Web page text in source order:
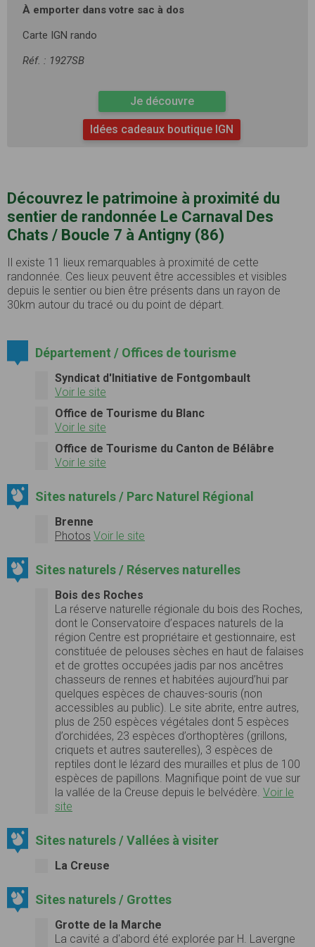
À emporter dans votre sac à dos
Carte IGN rando
Réf. : 1927SB
Je découvre
Idées cadeaux boutique IGN
Découvrez le patrimoine à proximité du
sentier de randonnée Le Carnaval Des
Chats / Boucle 7 à Antigny (86)
Il existe 11 lieux remarquables à proximité de cette
randonnée. Ces lieux peuvent être accessibles et visibles
depuis le sentier ou bien être présents dans un rayon de
30km autour du tracé ou du point de départ.
Département / Offices de tourisme
Syndicat d'Initiative de Fontgombault
Voir le site
Office de Tourisme du Blanc
Voir le site
Office de Tourisme du Canton de Bélâbre
Voir le site
Sites naturels / Parc Naturel Régional
Brenne
Photos Voir le site
Sites naturels / Réserves naturelles
Bois des Roches
La réserve naturelle régionale du bois des Roches,
dont le Conservatoire d’espaces naturels de la
région Centre est propriétaire et gestionnaire, est
constituée de pelouses sèches en haut de falaises
et de grottes occupées jadis par nos ancêtres
chasseurs de rennes et habitées aujourd’hui par
quelques espèces de chauves-souris (non
accessibles au public). Le site abrite, entre autres,
plus de 250 espèces végétales dont 5 espèces
d’orchidées, 23 espèces d’orthoptères (grillons,
criquets et autres sauterelles), 3 espèces de
reptiles dont le lézard des murailles et plus de 100
espèces de papillons. Magnifique point de vue sur
la vallée de la Creuse depuis le belvédère. Voir le
site
Sites naturels / Vallées à visiter
La Creuse
Sites naturels / Grottes
Grotte de la Marche
La cavité a d'abord été explorée par H. Lavergne